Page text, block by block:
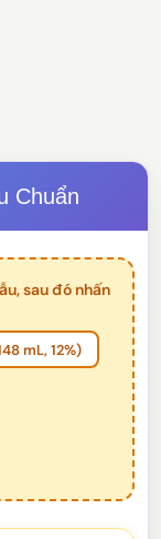
Chuẩn
sau đó nhấn
mL, 12%)